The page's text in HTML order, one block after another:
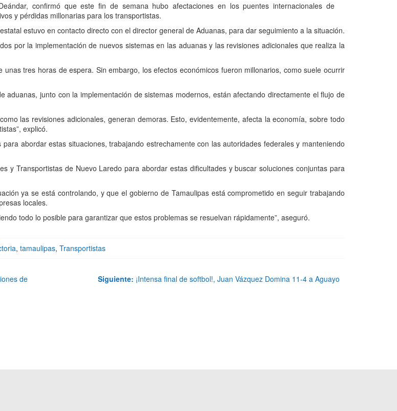
confirmó que este fin de semana hubo afectaciones en los puentes internacionales de
y pérdidas millonarias para los transportistas.
estuvo en contacto directo con el director general de Aduanas, para dar seguimiento a la situación.
por la implementación de nuevos sistemas en las aduanas y las revisiones adicionales que realiza la
tres horas de espera. Sin embargo, los efectos económicos fueron millonarios, como suele ocurrir
junto con la implementación de sistemas modernos, están afectando directamente el flujo de
las revisiones adicionales, generan demoras. Esto, evidentemente, afecta la economía, sobre todo
explicó.
abordar estas situaciones, trabajando estrechamente con las autoridades federales y manteniendo
y Transportistas de Nuevo Laredo para abordar estas dificultades y buscar soluciones conjuntas para
ya se está controlando, y que el gobierno de Tamaulipas está comprometido en seguir trabajando
locales.
todo lo posible para garantizar que estos problemas se resuelvan rápidamente”, aseguró.
, tamaulipas, Transportistas
de
Siguiente: ¡Intensa final de softbol!, Juan Vázquez Domina 11-4 a Aguayo